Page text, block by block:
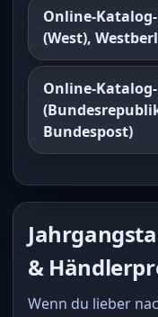
Online-
(West),
Online-
Bundespost)
&
Wenn du lieber